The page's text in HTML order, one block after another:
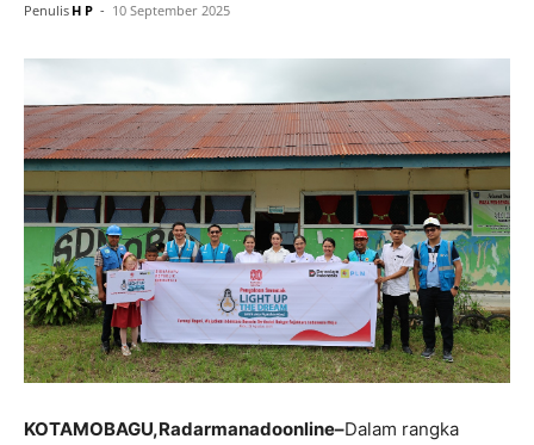
Penulis H P - 10 September 2025
KOTAMOBAGU,Radarmanadoonline–Dalam rangka